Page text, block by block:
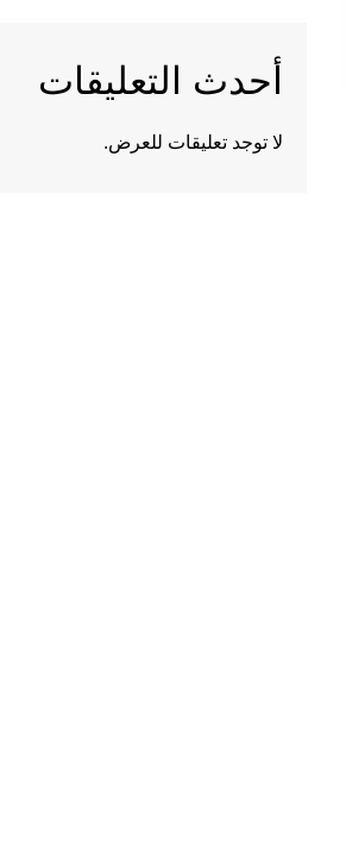
أحدث التعليقات
لا توجد تعليقات للعرض.